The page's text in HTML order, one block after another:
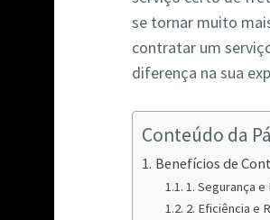
se tornar muito
contratar um
diferença na sua
Conteúdo da
Benefícios de
1. Segurança
2. Eficiência e